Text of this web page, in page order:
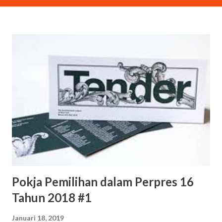
Pokja Pemilihan dalam Perpres 16
Tahun 2018 #1
Januari 18, 2019